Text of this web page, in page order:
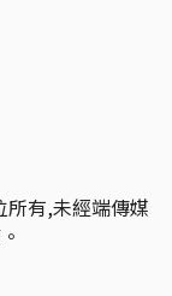
所有,未經端傳媒